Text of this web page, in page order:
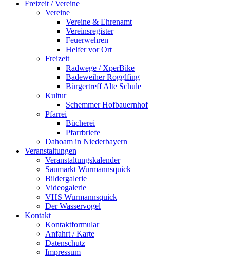
Freizeit / Vereine
Vereine
Vereine & Ehrenamt
Vereinsregister
Feuerwehren
Helfer vor Ort
Freizeit
Radwege / XperBike
Badeweiher Rogglfing
Bürgertreff Alte Schule
Kultur
Schemmer Hofbauernhof
Pfarrei
Bücherei
Pfarrbriefe
Dahoam in Niederbayern
Veranstaltungen
Veranstaltungskalender
Saumarkt Wurmannsquick
Bildergalerie
Videogalerie
VHS Wurmannsquick
Der Wasservogel
Kontakt
Kontaktformular
Anfahrt / Karte
Datenschutz
Impressum